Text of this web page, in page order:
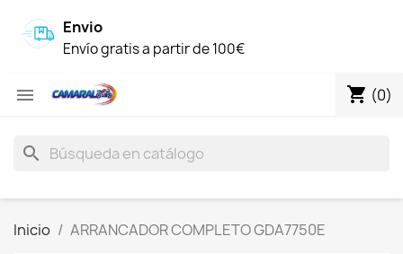
Envio
Envío gratis a partir de 100€
 shopping_cart (0)
search
Inicio ARRANCADOR COMPLETO GDA7750E